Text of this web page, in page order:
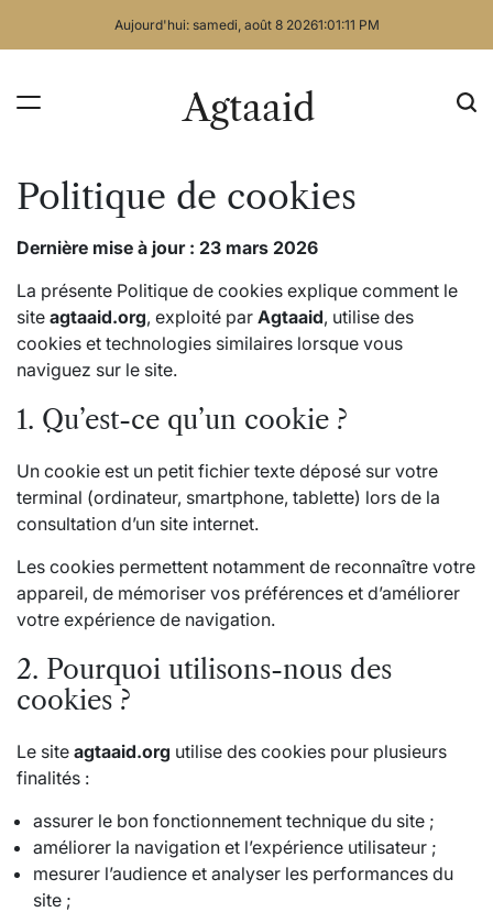
Aujourd'hui: samedi, août 8 20261:01:12 PM
Agtaaid
Politique de cookies
Dernière mise à jour : 23 mars 2026
La présente Politique de cookies explique comment le
site agtaaid.org, exploité par Agtaaid, utilise des
cookies et technologies similaires lorsque vous
naviguez sur le site.
1. Qu’est-ce qu’un cookie ?
Un cookie est un petit fichier texte déposé sur votre
terminal (ordinateur, smartphone, tablette) lors de la
consultation d’un site internet.
Les cookies permettent notamment de reconnaître votre
appareil, de mémoriser vos préférences et d’améliorer
votre expérience de navigation.
2. Pourquoi utilisons-nous des
cookies ?
Le site agtaaid.org utilise des cookies pour plusieurs
finalités :
assurer le bon fonctionnement technique du site ;
améliorer la navigation et l’expérience utilisateur ;
mesurer l’audience et analyser les performances du
site ;